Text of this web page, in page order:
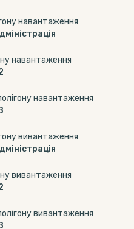
навантаження
навантаження
навантаження
вивантаження
вивантаження
вивантаження